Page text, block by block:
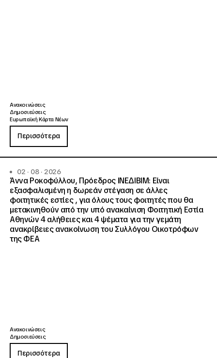
Ανακοινώσεις
Δημοσιεύσεις
Ευρωπαϊκή Κάρτα Νέων
Περισσότερα
02 · 08 · 2026
Άννα Ροκοφύλλου, Πρόεδρος ΙΝΕΔΙΒΙΜ: Είναι
εξασφαλισμένη η δωρεάν στέγαση σε άλλες
φοιτητικές εστίες , για όλους τους φοιτητές που θα
μετακινηθούν από την υπό ανακαίνιση Φοιτητική Εστία
Αθηνών 4 αλήθειες και 4 ψέματα για την γεμάτη
ανακρίβειες ανακοίνωση του Συλλόγου Οικοτρόφων
της ΦΕΑ
Ανακοινώσεις
Δημοσιεύσεις
Περισσότερα